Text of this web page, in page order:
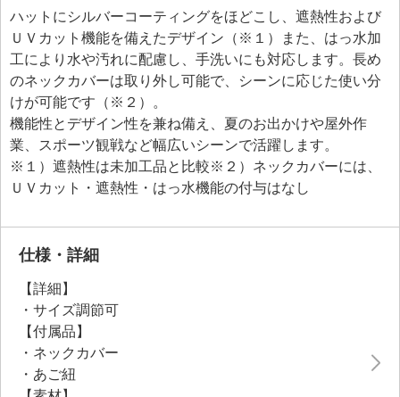
ハットにシルバーコーティングをほどこし、遮熱性および
ＵＶカット機能を備えたデザイン（※１）また、はっ水加
工により水や汚れに配慮し、手洗いにも対応します。長め
のネックカバーは取り外し可能で、シーンに応じた使い分
けが可能です（※２）。
機能性とデザイン性を兼ね備え、夏のお出かけや屋外作
業、スポーツ観戦など幅広いシーンで活躍します。
※１）遮熱性は未加工品と比較※２）ネックカバーには、
ＵＶカット・遮熱性・はっ水機能の付与はなし
仕様・詳細
【詳細】
・サイズ調節可
【付属品】
・ネックカバー
・あご紐